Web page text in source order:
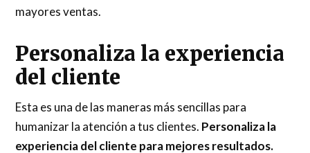
mayores ventas.
Personaliza la experiencia
del cliente
Esta es una de las maneras más sencillas para
humanizar la atención a tus clientes. Personaliza la
experiencia del cliente para mejores resultados.